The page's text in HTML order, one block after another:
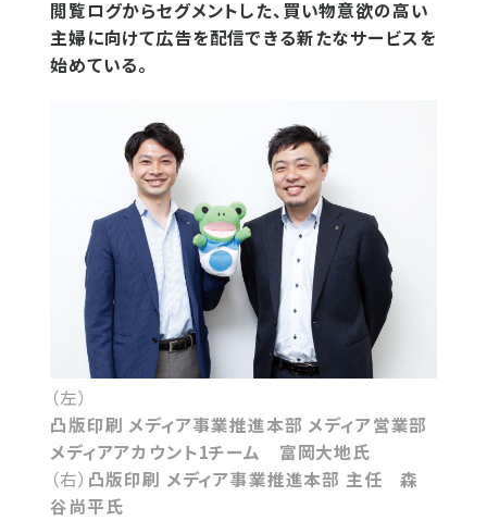
閲覧ログからセグメントした、買い物意欲の高い
主婦に向けて広告を配信できる新たなサービスを
始めている。
（左）
凸版印刷 メディア事業推進本部 メディア営業部
メディアアカウント1チーム 富岡大地氏
（右） 凸版印刷 メディア事業推進本部 主任 森
谷尚平氏